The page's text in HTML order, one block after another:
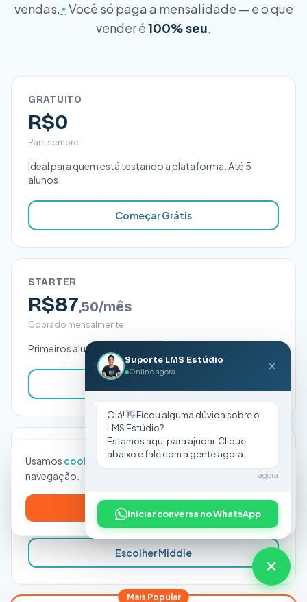
vendas. * Você só paga a mensalidade — e o que
vender é100% seu.
GRATUITO
R$0
Para sempre
Ideal para quem está testando a plataforma. Até 5
alunos.
Começar Grátis
STARTER
R$87,50/mês
Cobrado mensalmente
Primeiros alunos pagantes. Até 100 matrículas.
Escolher Starter
R$287
Cobrado mensalmente
Escola consolidada. Até 300 matrículas.
Escolher Middle
Mais Popular
Suporte LMS Estúdio
Online agora
Olá! 👋 Ficou alguma dúvida sobre o
LMS Estúdio?
Estamos aqui para ajudar. Clique
abaixo e fale com a gente agora.
agora
Iniciar conversa no WhatsApp
Usamos cookies
para melhorar sua experiência de
navegação.
Entendido, pode continuar